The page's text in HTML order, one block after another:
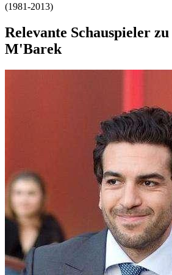
(1981-2013)
Relevante Schauspieler zu
M'Barek